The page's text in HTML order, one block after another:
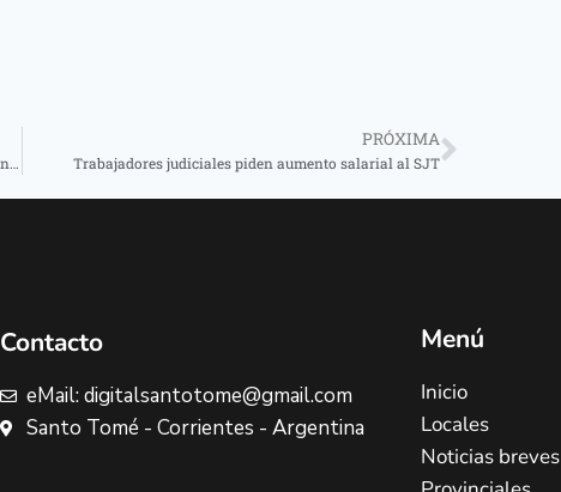
Ganadería en Corrientes: sequía de últimos años impactó en menor producción de carne, mayor mortandad y menor preñez
PRÓXIMA
Trabajadores judiciales piden aumento salarial al SJT
Contacto
eMail: digitalsantotome@gmail.com
Santo Tomé - Corrientes - Argentina
Menú
Inicio
Locales
Noticias breves